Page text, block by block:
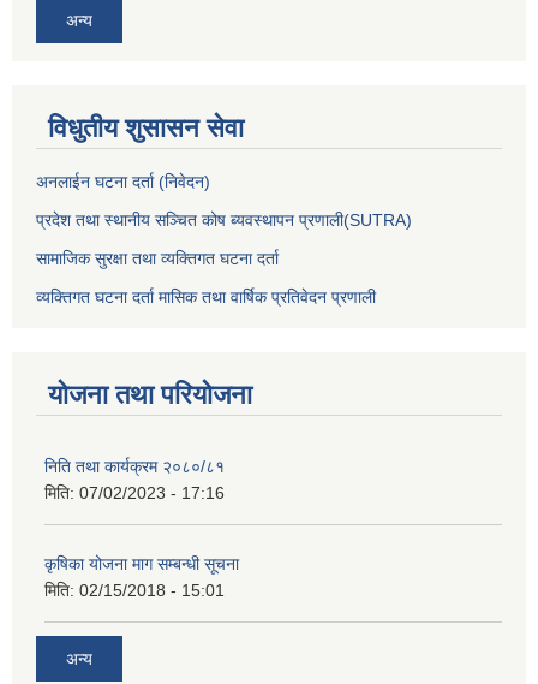
अन्य
विधुतीय शुसासन सेवा
अनलाईन घटना दर्ता (निवेदन)
प्रदेश तथा स्थानीय सञ्चित कोष ब्यवस्थापन प्रणाली(SUTRA)
सामाजिक सुरक्षा तथा व्यक्तिगत घटना दर्ता
व्यक्तिगत घटना दर्ता मासिक तथा वार्षिक प्रतिवेदन प्रणाली
योजना तथा परियोजना
निति तथा कार्यक्रम २०८०/८१
मिति: 07/02/2023 - 17:16
कृषिका योजना माग सम्बन्धी सूचना
मिति: 02/15/2018 - 15:01
अन्य